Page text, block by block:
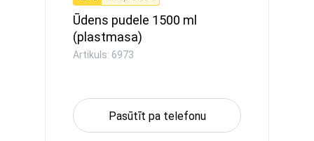
Ūdens pudele 1500 ml
(plastmasa)
Artikuls: 6973
Pasūtīt pa telefonu